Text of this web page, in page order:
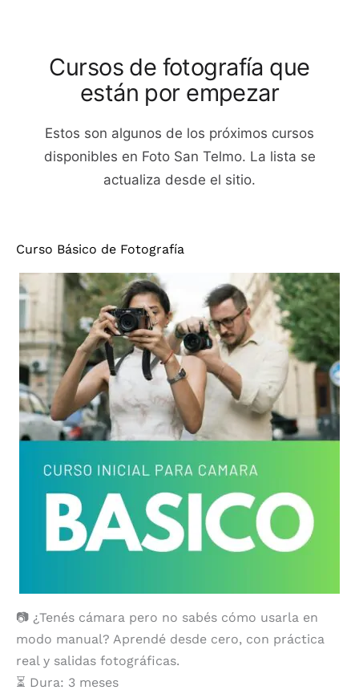
Cursos de fotografía que
están por empezar
Estos son algunos de los próximos cursos
disponibles en Foto San Telmo. La lista se
actualiza desde el sitio.
Curso Básico de Fotografía
📷 ¿Tenés cámara pero no sabés cómo usarla en
modo manual? Aprendé desde cero, con práctica
real y salidas fotográficas.
⏳ Dura: 3 meses